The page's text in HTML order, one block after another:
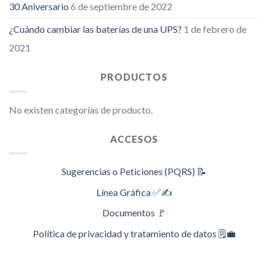
30 Aniversario 6 de septiembre de 2022
¿Cuándo cambiar las baterías de una UPS? 1 de febrero de
2021
PRODUCTOS
No existen categorías de producto.
ACCESOS
Sugerencias o Peticiones (PQRS) 📝
Línea Gráfica ✅✍️
Documentos 🚩
Política de privacidad y tratamiento de datos 🗒️💼